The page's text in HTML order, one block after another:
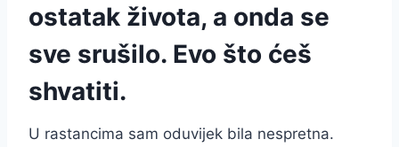
ostatak života, a onda se
sve srušilo. Evo što ćeš
shvatiti.
U rastancima sam oduvijek bila nespretna.